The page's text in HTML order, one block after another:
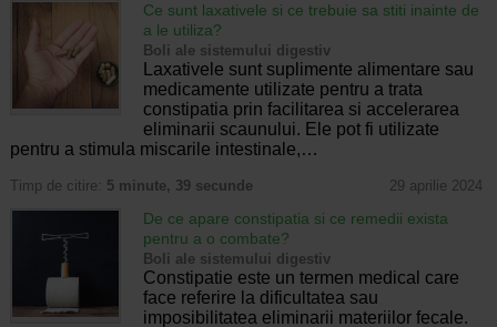
Ce sunt laxativele si ce trebuie sa stiti inainte de
a le utiliza?
Boli ale sistemului digestiv
Laxativele sunt suplimente alimentare sau
medicamente utilizate pentru a trata
constipatia prin facilitarea si accelerarea
eliminarii scaunului. Ele pot fi utilizate
pentru a stimula miscarile intestinale,…
Timp de citire: 5 minute, 39 secunde 29 aprilie 2024
De ce apare constipatia si ce remedii exista
pentru a o combate?
Boli ale sistemului digestiv
Constipatie este un termen medical care
face referire la dificultatea sau
imposibilitatea eliminarii materiilor fecale.